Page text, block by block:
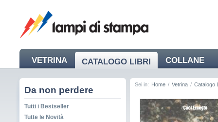
VETRINA CATALOGO LIBRI COLLANE
NEWS
Da non perdere
Tutti i Bestseller
Tutte le Novità
Sei in: Home / Vetrina / Catalogo